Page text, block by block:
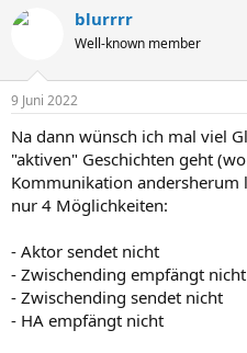
k
e
:
blurrrr
Well-known member
9 Juni 2022
Na dann wünsch ich mal viel
"aktiven" Geschichten geht
Kommunikation andersherum
nur 4 Möglichkeiten:
- Aktor sendet nicht
- Zwischending empfängt nicht
- Zwischending sendet nicht
- HA empfängt nicht